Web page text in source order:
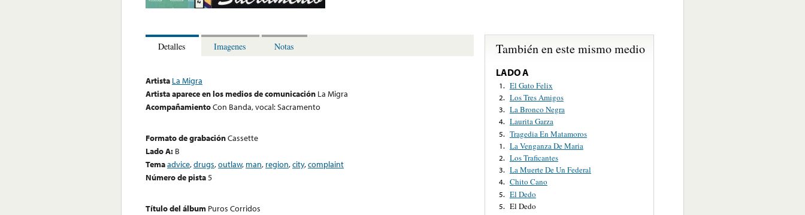
Detalles Imagenes Notas
Artista La Migra
Artista aparece en los medios de comunicación La Migra
AcompañamientoCon Banda, vocal: Sacramento
Formato de grabaciónCassette
Lado A: B
Temaadvice,drugs,outlaw, man, region,city,complaint
Número de pista5
Título del álbum Puros Corridos
También en este mismo medio
LADO A
1. El Gato Felix
2. Los Tres Amigos
3. La Bronco Negra
4. Laurita Garza
5. Tragedia En Matamoros
1. La Venganza De Maria
2. Los Traficantes
3. La Muerte De Un Federal
4. Chito Cano
5. El Dedo
5. El Dedo